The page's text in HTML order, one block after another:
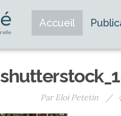
Accueil
Par Eloi Petetin /